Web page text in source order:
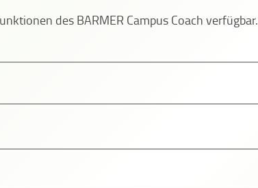
des BARMER Campus Coach verfügbar.